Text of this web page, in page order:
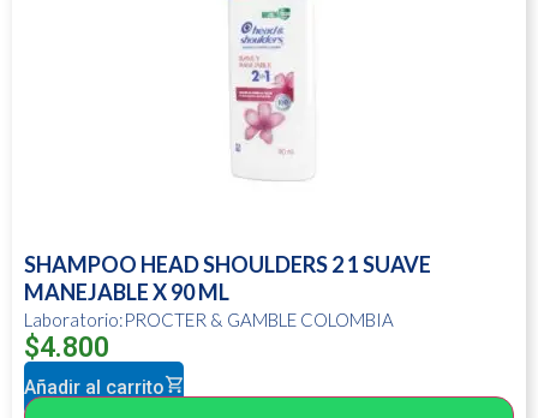
SHAMPOO HEAD SHOULDERS 2 1 SUAVE
MANEJABLE X 90 ML
Laboratorio:PROCTER & GAMBLE COLOMBIA
$4.800
Añadir al carrito